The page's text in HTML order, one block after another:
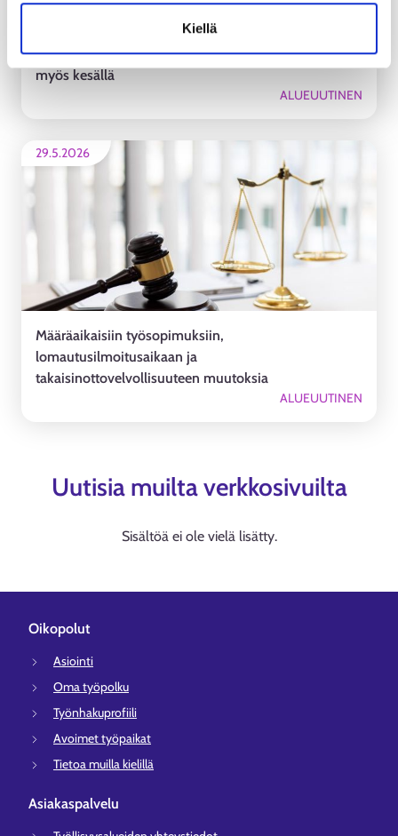
Kiellä
Muista olla työvoimaviranomaisen tavoitettavissa
myös kesällä
ALUEUUTINEN
29.5.2026
Määräaikaisiin työsopimuksiin,
lomautusilmoitusaikaan ja
takaisinottovelvollisuuteen muutoksia
ALUEUUTINEN
Uutisia muilta verkkosivuilta
Sisältöä ei ole vielä lisätty.
Oikopolut
Asiointi
Oma työpolku
Työnhakuprofiili
Avoimet työpaikat
Tietoa muilla kielillä
Asiakaspalvelu